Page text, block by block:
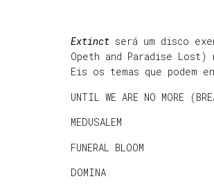
Extinct será um disco
Opeth and Paradise
Eis os temas que podem
UNTIL WE ARE NO MORE
MEDUSALEM
FUNERAL BLOOM
DOMINA